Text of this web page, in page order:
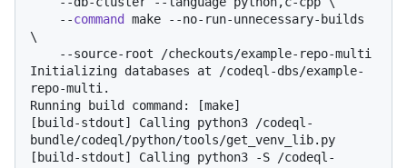
    --
command
make --no-run-unnecessary-builds
\
    --source-root /checkouts/example-repo-multi
Initializing databases at /codeql-dbs/example-
repo-multi.
Running build command: [make]
[build-stdout] Calling python3 /codeql-
bundle/codeql/python/tools/get_venv_lib.py
[build-stdout] Calling python3 -S /codeql-